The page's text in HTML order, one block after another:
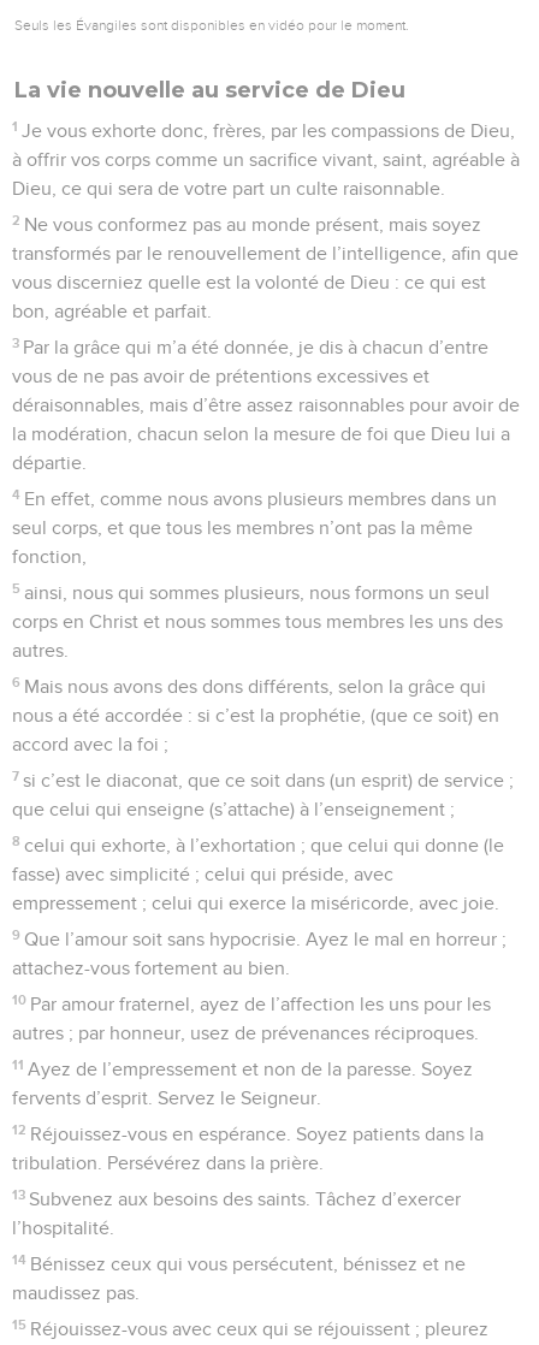
Seuls les Évangiles sont disponibles en vidéo pour le moment.
La vie nouvelle au service de Dieu
1 Je vous exhorte donc, frères, par les compassions de Dieu,
à offrir vos corps comme un sacrifice vivant, saint, agréable à
Dieu, ce qui sera de votre part un culte raisonnable.
2 Ne vous conformez pas au monde présent, mais soyez
transformés par le renouvellement de l’intelligence, afin que
vous discerniez quelle est la volonté de Dieu : ce qui est
bon, agréable et parfait.
3 Par la grâce qui m’a été donnée, je dis à chacun d’entre
vous de ne pas avoir de prétentions excessives et
déraisonnables, mais d’être assez raisonnables pour avoir de
la modération, chacun selon la mesure de foi que Dieu lui a
départie.
4 En effet, comme nous avons plusieurs membres dans un
seul corps, et que tous les membres n’ont pas la même
fonction,
5 ainsi, nous qui sommes plusieurs, nous formons un seul
corps en Christ et nous sommes tous membres les uns des
autres.
6 Mais nous avons des dons différents, selon la grâce qui
nous a été accordée : si c’est la prophétie, (que ce soit) en
accord avec la foi ;
7 si c’est le diaconat, que ce soit dans (un esprit) de service ;
que celui qui enseigne (s’attache) à l’enseignement ;
8 celui qui exhorte, à l’exhortation ; que celui qui donne (le
fasse) avec simplicité ; celui qui préside, avec
empressement ; celui qui exerce la miséricorde, avec joie.
9 Que l’amour soit sans hypocrisie. Ayez le mal en horreur ;
attachez-vous fortement au bien.
10 Par amour fraternel, ayez de l’affection les uns pour les
autres ; par honneur, usez de prévenances réciproques.
11 Ayez de l’empressement et non de la paresse. Soyez
fervents d’esprit. Servez le Seigneur.
12 Réjouissez-vous en espérance. Soyez patients dans la
tribulation. Persévérez dans la prière.
13 Subvenez aux besoins des saints. Tâchez d’exercer
l’hospitalité.
14 Bénissez ceux qui vous persécutent, bénissez et ne
maudissez pas.
15 Réjouissez-vous avec ceux qui se réjouissent ; pleurez